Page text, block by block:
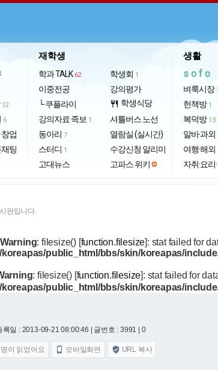
12
6
창업
팅
재학생
학과 TALK 62
이중전공
└ 쿠플라이
강의자료·족보 1
동아리 7
스터디 1
고대뉴스
학생회 1
강의평가
restaurant 학생식당
셔틀버스 노선
열람실 (실시간)
수강신청 알리미
고파스 위키
생활
sofo
벼룩시장
헌책방 1
복덕방 13
알바·과외
여행·해외
자취·요리
판입니다.
Warning: filesize() [function.filesize]: stat failed for
koreapas/public_html/bbs/skin/koreapas/
: filesize() [function.filesize]: stat failed for
koreapas/public_html/bbs/skin/koreapas/
록일 : 2013-09-21 08:00:46 | 글번호 : 3991 | 0
명이 읽었어요  모바일화면  URL 복사